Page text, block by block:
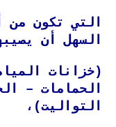
التي تكون من
السهل أن
(خزانات
الحمامات –
التواليت)،